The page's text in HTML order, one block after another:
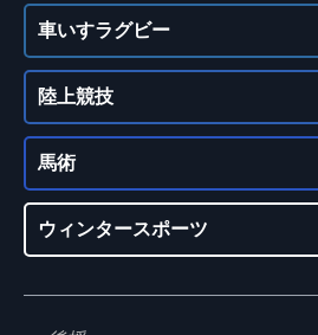
車いすラグビー
陸上競技
馬術
ウィンタースポーツ